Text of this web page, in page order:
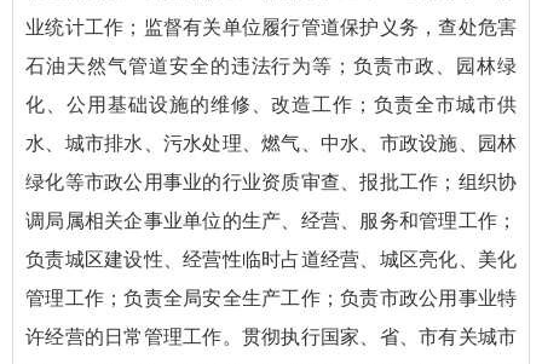
业统计工作；监督有关单位履行管道保护义务，查处危害
石油天然气管道安全的违法行为等；负责市政、园林绿
化、公用基础设施的维修、改造工作；负责全市城市供
水、城市排水、污水处理、燃气、中水、市政设施、园林
绿化等市政公用事业的行业资质审查、报批工作；组织协
调局属相关企事业单位的生产、经营、服务和管理工作；
负责城区建设性、经营性临时占道经营、城区亮化、美化
管理工作；负责全局安全生产工作；负责市政公用事业特
许经营的日常管理工作。贯彻执行国家、省、市有关城市